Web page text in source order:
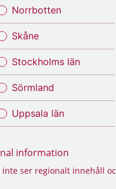
Norrbotten
Skåne
Stockholms län
Sörmland
Uppsala län
information
ser regionalt innehåll